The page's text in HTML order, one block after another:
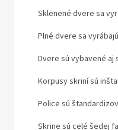
Sklenené dvere sa
Plné dvere sa
Dvere sú vybavené aj
Korpusy skriní sú
Police sú
Skrine sú celé šedej